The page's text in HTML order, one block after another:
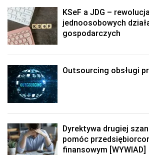
KSeF a JDG –
jednoosobowych
gospodarczych
Outsourcing obsługi
Dyrektywa drugiej
pomóc
finansowym [WYWIAD]